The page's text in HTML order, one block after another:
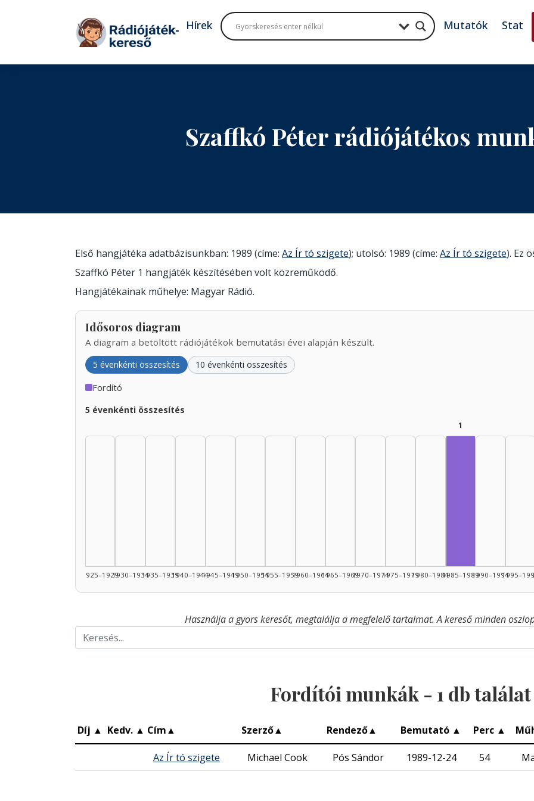
Tovább a tartalomhoz
Hírek Mutatók Stat
Szaffkó Péter rádiójátékos
Első hangjátéka adatbázisunkban: 1989 (címe: Az Ír tó szigete); utolsó: 1989 (címe: Az Ír tó szigete). Ez
Szaffkó Péter 1 hangjáték készítésében volt közreműködő.
Hangjátékainak műhelye: Magyar Rádió.
Idősoros diagram
A diagram a betöltött rádiójátékok bemutatási évei alapján készült.
5 évenkénti összesítés 10 évenkénti összesítés
Fordító
5 évenkénti összesítés
1925–19291930–19341935–19391940–19441945–19491950–19541955–19591960–19641965–19691970–19741975–19791980–1984
1
1985–19891990–1994
Használja a gyors keresőt, megtalálja a megfelelő tartalmat. A kereső minden
Fordítói munkák - 1 db találat
Díj ▲ Kedv. ▲ Cím▲ Szerző▲ Rendező▲ Bemutató ▲ Perc ▲
Az Ír tó szigete Michael Cook Pós Sándor 1989-12-24 54